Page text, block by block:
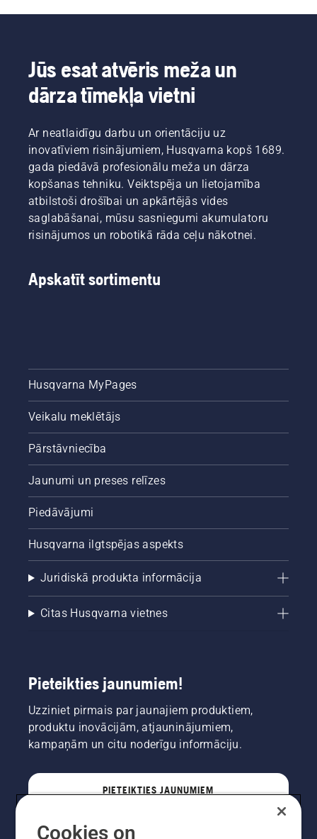
Jūs esat atvēris meža un
dārza tīmekļa vietni
Ar neatlaidīgu darbu un orientāciju uz
inovatīviem risinājumiem, Husqvarna kopš 1689.
gada piedāvā profesionālu meža un dārza
kopšanas tehniku. Veiktspēja un lietojamība
atbilstoši drošībai un apkārtējās vides
saglabāšanai, mūsu sasniegumi akumulatoru
risinājumos un robotikā rāda ceļu nākotnei.
Apskatīt sortimentu
Husqvarna MyPages
Veikalu meklētājs
Pārstāvniecība
Jaunumi un preses relīzes
Piedāvājumi
Husqvarna ilgtspējas aspekts
Juridiskā produkta informācija
Citas Husqvarna vietnes
Pieteikties jaunumiem!
Uzziniet pirmais par jaunajiem produktiem,
produktu inovācijām, atjauninājumiem,
kampaņām un citu noderīgu informāciju.
PIETEIKTIES JAUNUMIEM
Cookies on